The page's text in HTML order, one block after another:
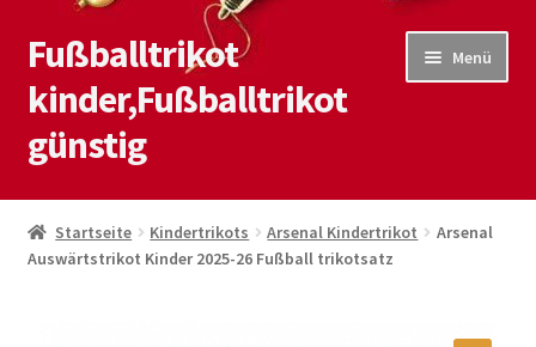
Zur
Navigation
springen
Zum
Inhalt
springen
Fußballtrikot
kinder,Fußballtrikot
günstig
Menü
Start
Blog
Startseite Kindertrikots Arsenal Kindertrikot
Arsenal
Auswärtstrikot Kinder 2025-26 Fußball trikotsatz